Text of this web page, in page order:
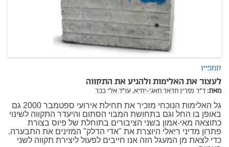
קמפיין
לעצור את האלימות ולהניע את התקווה
מאת:ד"ר נסרין חדאד חאג'-יחיא,עו"ד אלי בכר
גל האלימות הנוכחי מזכיר את תחילת אירועי ספטמבר 2000 גם
באופן בו החל וגם בתחושת המבוי הסתום והיעדר התקווה לשינוי
כתוצאה מאי-אמון בשני הציבורים בתוחלת של פיוס בצורת
פתרון מדיני ריאלי היוצרת את "אדי הדלק" המזינים את התבערה.
כדי לצאת מן המעגל הזה אנו חייבים לפעול ליצירת תקווה לשני